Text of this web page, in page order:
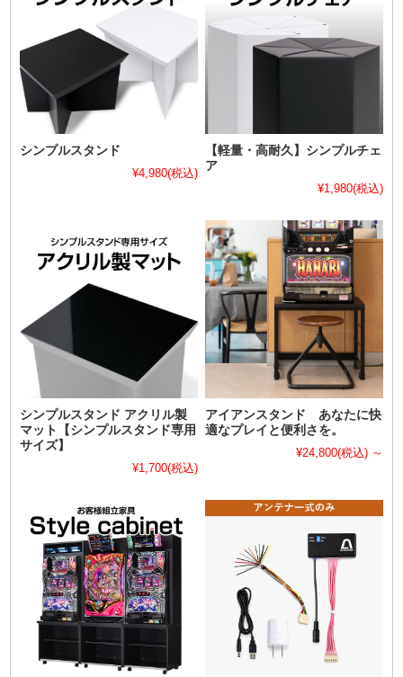
シンプルスタンド
¥4,980(税込)
【軽量・高耐久】シンプルチェ
ア
¥1,980(税込)
シンプルスタンド アクリル製
マット【シンプルスタンド専用
サイズ】
¥1,700(税込)
アイアンスタンド あなたに快
適なプレイと便利さを。
¥24,800(税込) ～